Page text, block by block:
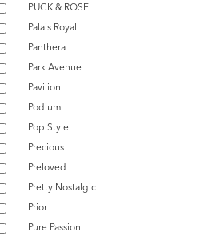
PUCK & ROSE
Palais Royal
Panthera
Park Avenue
Pavilion
Podium
Pop Style
Precious
Preloved
Pretty Nostalgic
Prior
Pure Passion